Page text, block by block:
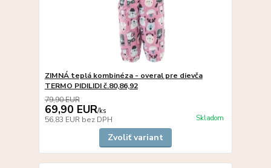
ZIMNÁ teplá kombinéza - overal pre dievča
TERMO PIDILIDI č.80,86,92
79,90 EUR
69,90 EUR/ks
56,83 EUR bez DPH Skladom
Zvoliť variant